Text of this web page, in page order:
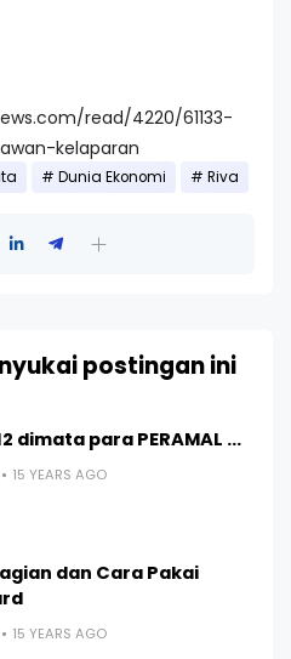
read/4220/61133-
kelaparan
Dunia Ekonomi Riva
postingan ini
dimata para PERAMAL ...
15 YEARS AGO
dan Cara Pakai
15 YEARS AGO